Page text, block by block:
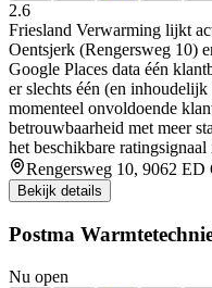
2.6
Friesland Verwarming lijkt
Oentsjerk (Rengersweg 10)
Google Places data één
er slechts één (en
momenteel onvoldoende
betrouwbaarheid met meer
het beschikbare
Rengersweg 10, 9062 ED
Bekijk details
Postma
Nu open